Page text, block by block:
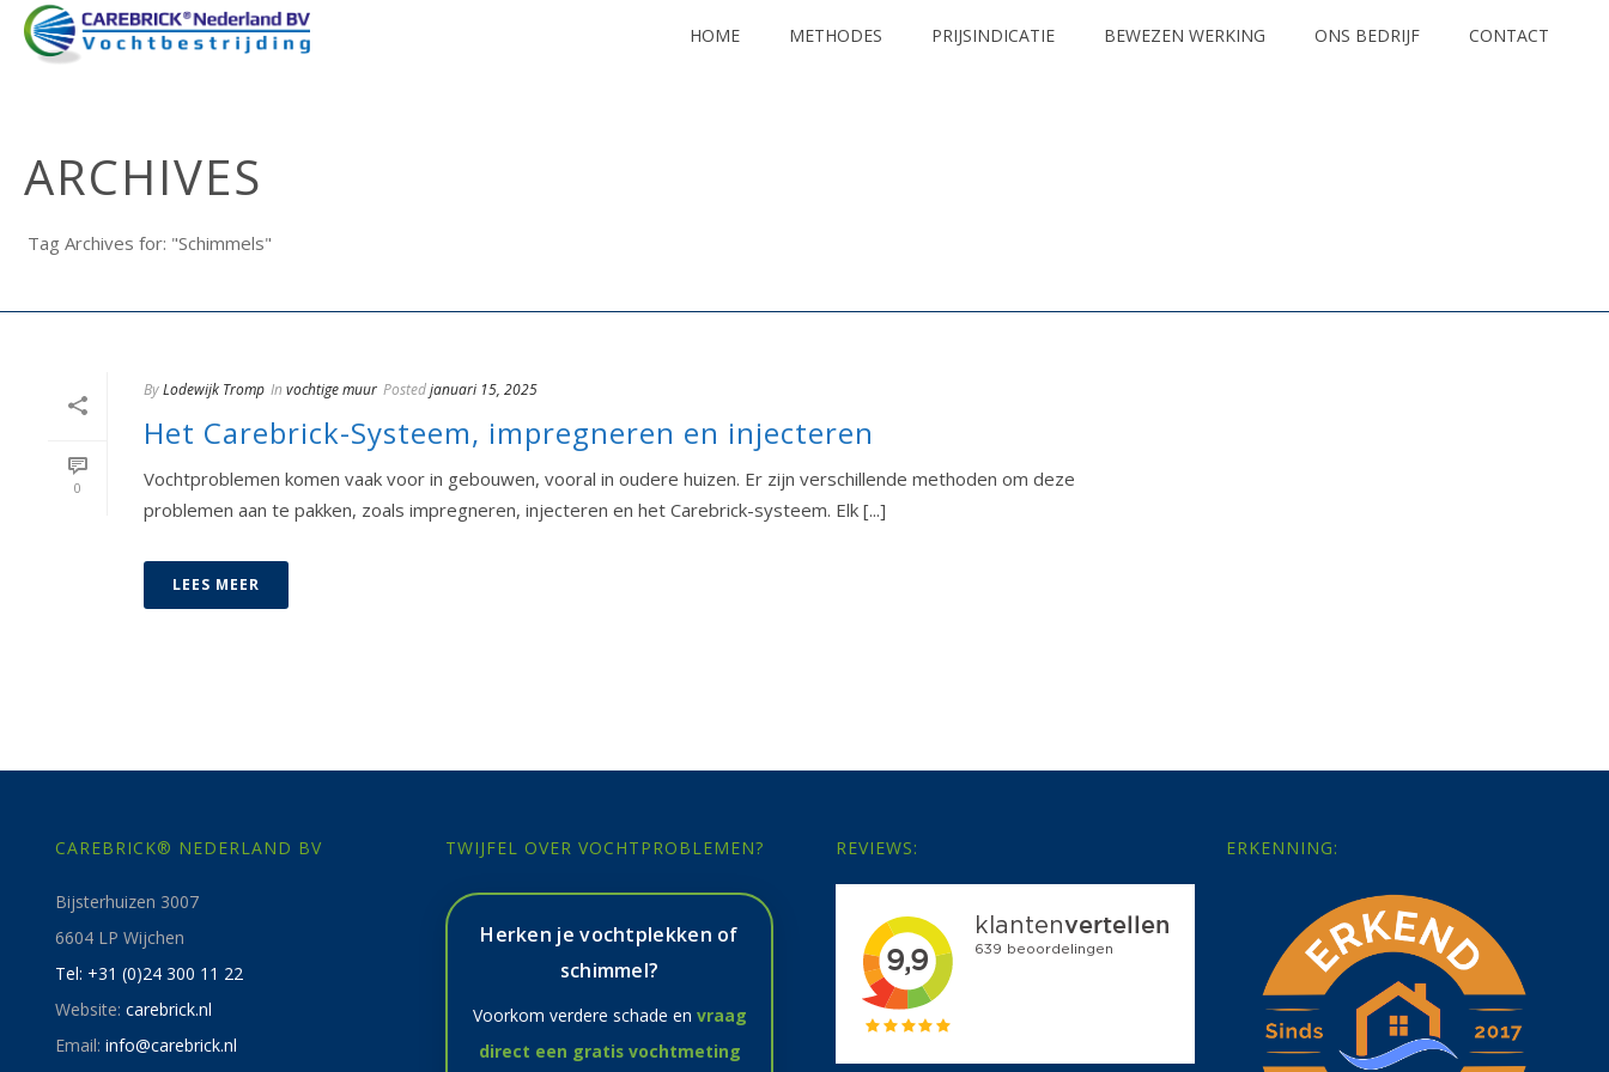
HOME METHODES PRIJSINDICATIE BEWEZEN WERKING ONS BEDRIJF CONTACT
ARCHIVES
Tag Archives for: "Schimmels"
0
ByLodewijk Tromp In vochtige muur Postedjanuari 15, 2025
Het Carebrick-Systeem, impregneren en injecteren
Vochtproblemen komen vaak voor in gebouwen, vooral in oudere huizen. Er zijn verschillende methoden om deze
problemen aan te pakken, zoals impregneren, injecteren en het Carebrick-systeem. Elk [...]
LEES MEER
CAREBRICK® NEDERLAND BV
Bijsterhuizen 3007
6604 LP Wijchen
Tel: +31 (0)24 300 11 22
Website:carebrick.nl
Email:info@carebrick.nl
TWIJFEL OVER VOCHTPROBLEMEN?
Herken je vochtplekken of
schimmel?
Voorkom verdere schade en vraag
direct een gratis vochtmeting
REVIEWS: ERKENNING: